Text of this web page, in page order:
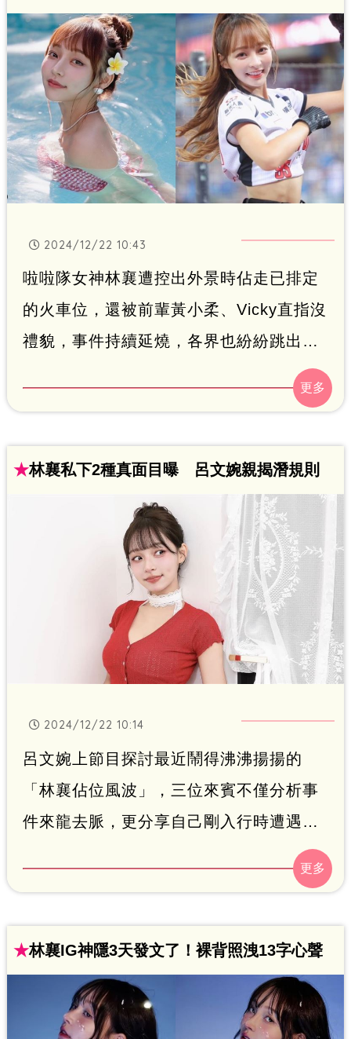
2024/12/22 10:43
啦啦隊女神林襄遭控出外景時佔走已排定
的火車位，還被前輩黃小柔、Vicky直指沒
禮貌，事件持續延燒，各界也紛紛跳出來
表達想法。擁有「情色教主」稱號的網紅
雪碧（方祺媛）PO文表態，直言林襄此舉
婊」史艾瑪，並持續發文痛批。鍾智凱
★林襄私下2種真面目曝 呂文婉親揭潛規則
2024/12/22 10:14
呂文婉上節目探討最近鬧得沸沸揚揚的
「林襄佔位風波」，三位來賓不僅分析事
件來龍去脈，更分享自己剛入行時遭遇霸
凌的親身經歷，揭露演藝圈中鮮為人知的
★林襄IG神隱3天發文了！裸背照洩13字心聲